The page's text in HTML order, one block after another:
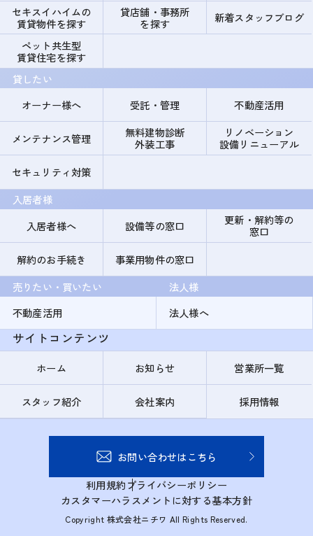
セキスイハイムの
賃貸物件を探す
貸店舗・事務所
を探す
新着スタッフブログ
ペット共生型
賃貸住宅を探す
貸したい
オーナー様へ
受託・管理 不動産活用
メンテナンス管理
無料建物診断
外装工事
リノベーション
設備リニューアル
セキュリティ対策
入居者様
入居者様へ
設備等の窓口
更新・解約等の
窓口
解約のお手続き
事業用物件の窓口
売りたい・買いたい
不動産活用
法人様
法人様へ
サイトコンテンツ
ホーム お知らせ 営業所一覧
スタッフ紹介 会社案内 採用情報
お問い合わせはこちら
利用規約プライバシーポリシー
カスタマーハラスメントに対する基本方針
Copyright 株式会社ニチワ All Rights Reserved.